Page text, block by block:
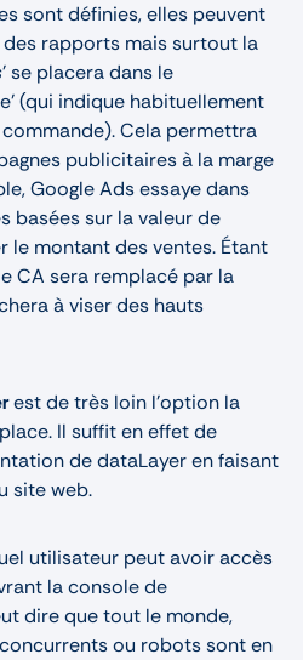
sont définies, elles peuvent
rapports mais surtout la
’ se placera dans le
(qui indique habituellement
Cela permettra
publicitaires à la marge
Google Ads essaye dans
basées sur la valeur de
le montant des ventes. Étant
CA sera remplacé par la
à viser des hauts
est de très loin l’option la
Il suffit en effet de
de dataLayer en faisant
site web.
utilisateur peut avoir accès
la console de
dire que tout le monde,
ou robots sont en